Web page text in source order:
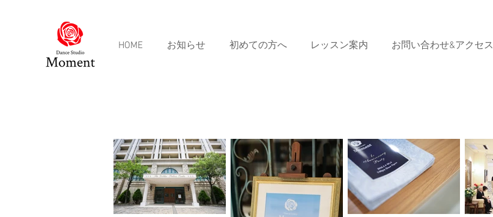
HOME お知らせ 初めての方へ レッスン案内 お問い合わせ&アクセス